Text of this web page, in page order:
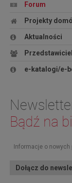
Forum
Projekty
Aktualności
e-katalogi/e-
Bądź na
Informacje o
Dołącz do